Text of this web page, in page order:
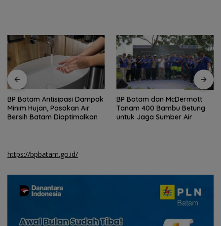
BP Batam Antisipasi Dampak
Minim Hujan, Pasokan Air
Bersih Batam Dioptimalkan
BP Batam dan McDermott
Tanam 400 Bambu Betung
untuk Jaga Sumber Air
https://bpbatam.go.id/